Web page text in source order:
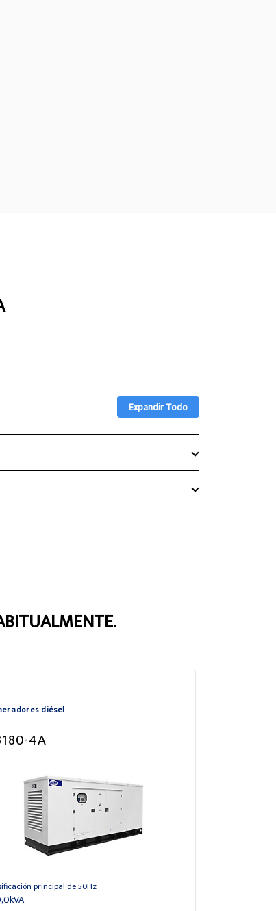
Expandir Todo
diésel
4A
principal de 50Hz